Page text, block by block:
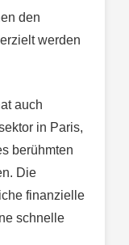
den
werden
auch
in Paris,
berühmten
Die
finanzielle
schnelle